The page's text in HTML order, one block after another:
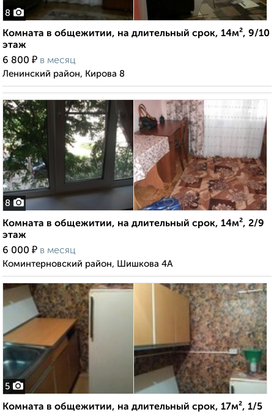
8
Комната в общежитии, на длительный срок, 14м², 9/10
этаж
6 800 ₽ в месяц
Ленинский район, Кирова 8
8
Комната в общежитии, на длительный срок, 14м², 2/9
этаж
6 000 ₽ в месяц
Коминтерновский район, Шишкова 4А
5
Комната в общежитии, на длительный срок, 17м², 1/5